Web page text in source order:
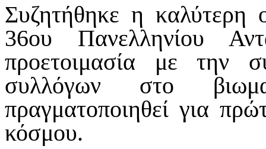
Συζητήθηκε η καλύτερη
36ου Πανελληνίου
προετοιμασία με την
συλλόγων στο
πραγματοποιηθεί για
κόσμου.